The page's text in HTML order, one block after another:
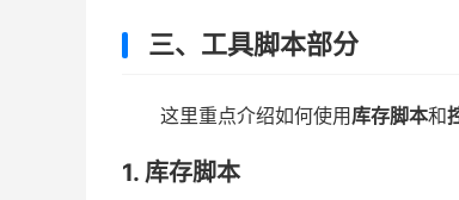
三、工具脚本部分
这里重点介绍如何使用 库存脚本和
1. 库存脚本